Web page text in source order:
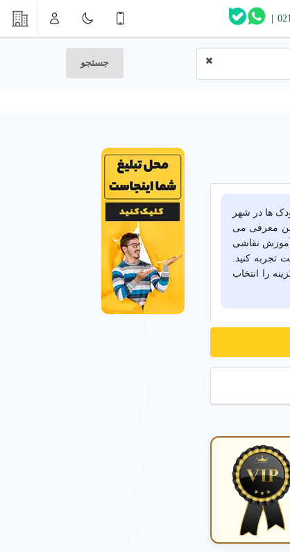
|
جستجو
ها در شهر
معرفی می
آموزش نقاشی
تجربه کنید.
را انتخاب
امکانات مهد کودک در شهر چهاردانگه تهران